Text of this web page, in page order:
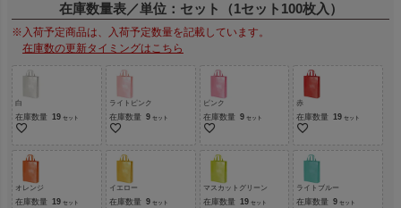
在庫数量表／単位：セット（1セット100枚入）
※入荷予定商品は、入荷予定数量を記載しています。
在庫数の更新タイミングはこちら
白
在庫数量 19
ライトピンク
在庫数量 9
ピンク
在庫数量 9
赤
在庫数量 19
オレンジ
在庫数量 19
イエロー
在庫数量 9
マスカットグリーン
在庫数量 19
ライトブルー
在庫数量 9